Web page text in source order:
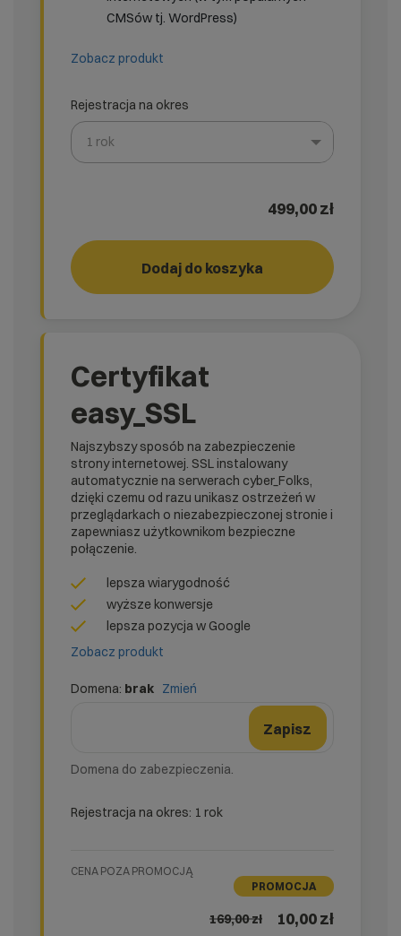
CMSów tj. WordPress)
Zobacz produkt
Rejestracja na okres
1 rok
499,00 zł
Dodaj do koszyka Pakiet wydajność
Certyfikat
easy_SSL
Najszybszy sposób na zabezpieczenie
strony internetowej. SSL instalowany
automatycznie na serwerach cyber_Folks,
dzięki czemu od razu unikasz ostrzeżeń w
przeglądarkach o niezabezpieczonej stronie i
zapewniasz użytkownikom bezpieczne
połączenie.
lepsza wiarygodność
wyższe konwersje
lepsza pozycja w Google
Zobacz produkt
Domena: brak Zmień
Zmień formularz domeny
Zapisz
Domena do zabezpieczenia.
Rejestracja na okres: 1 rok
CENA POZA PROMOCJĄ
PROMOCJA
169,00zł 10,00 zł